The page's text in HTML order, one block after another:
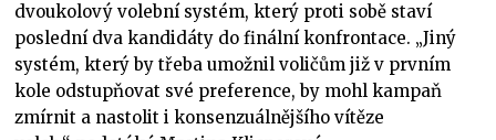
dvoukolový volební systém, který proti sobě staví
poslední dva kandidáty do finální konfrontace. „Jiný
systém, který by třeba umožnil voličům již v prvním
kole odstupňovat své preference, by mohl kampaň
zmírnit a nastolit i konsenzuálnějšího vítěze